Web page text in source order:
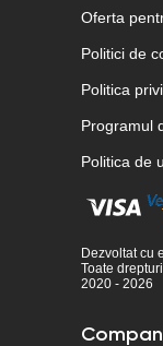
Oferta
Politici de
Politica
Programul
Politica de
Dezvoltat cu
Toate
2020 - 2026